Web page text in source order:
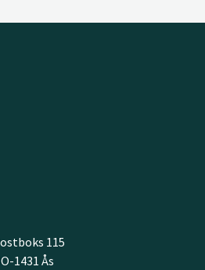
115
1431 Ås